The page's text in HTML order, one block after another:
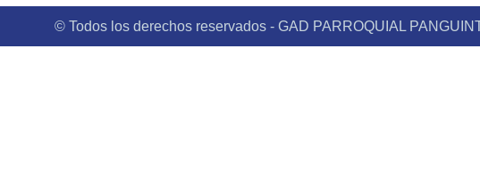
© Todos los derechos reservados - GAD PARROQUIAL